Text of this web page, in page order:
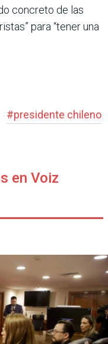
concreto de las
para “tener una
#presidente chileno
en Voiz